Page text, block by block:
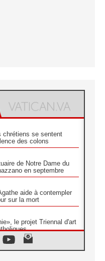
chrétiens se sentent
des colons
de Notre Dame du
en septembre
aide à contempler
sur la mort
le projet Triennal d'art
la parole aux religieuses